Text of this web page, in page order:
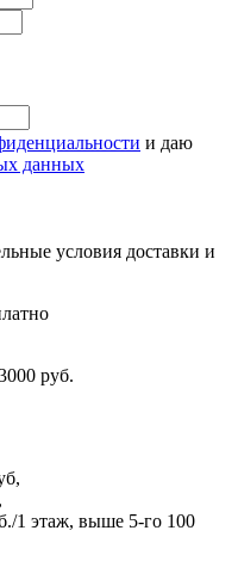
и даю
данных
условия доставки и
руб.
1 этаж, выше 5-го 100